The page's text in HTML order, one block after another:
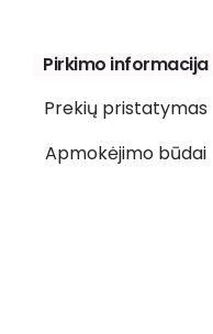
Pirkimo informacija
Prekių pristatymas
Apmokėjimo būdai